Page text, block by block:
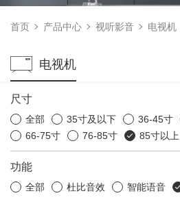
首页 产品中心 视听影音 电视机
电视机
尺寸
全部 35寸及以下 36-45寸
66-75寸
76-85寸 85寸以上
功能
全部 杜比音效 智能语音